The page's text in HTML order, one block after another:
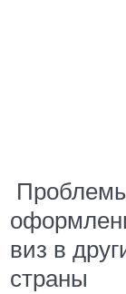
виз в
страны